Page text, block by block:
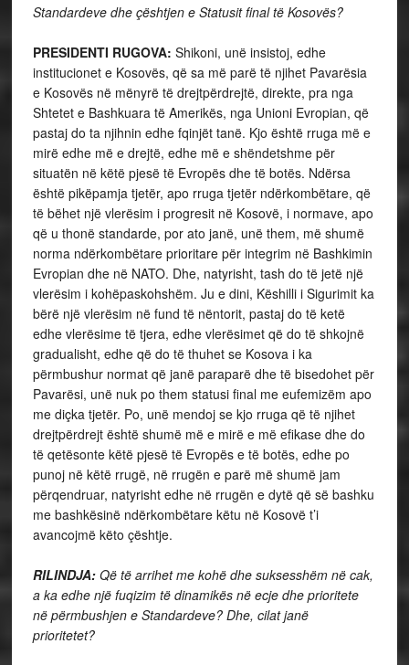
Standardeve dhe çështjen e Statusit final të Kosovës?
PRESIDENTI RUGOVA: Shikoni, unë insistoj, edhe
institucionet e Kosovës, që sa më parë të njihet Pavarësia
e Kosovës në mënyrë të drejtpërdrejtë, direkte, pra nga
Shtetet e Bashkuara të Amerikës, nga Unioni Evropian, që
pastaj do ta njihnin edhe fqinjët tanë. Kjo është rruga më e
mirë edhe më e drejtë, edhe më e shëndetshme për
situatën në këtë pjesë të Evropës dhe të botës. Ndërsa
është pikëpamja tjetër, apo rruga tjetër ndërkombëtare, që
të bëhet një vlerësim i progresit në Kosovë, i normave, apo
që u thonë standarde, por ato janë, unë them, më shumë
norma ndërkombëtare prioritare për integrim në Bashkimin
Evropian dhe në NATO. Dhe, natyrisht, tash do të jetë një
vlerësim i kohëpaskohshëm. Ju e dini, Këshilli i Sigurimit ka
bërë një vlerësim në fund të nëntorit, pastaj do të ketë
edhe vlerësime të tjera, edhe vlerësimet që do të shkojnë
gradualisht, edhe që do të thuhet se Kosova i ka
përmbushur normat që janë paraparë dhe të bisedohet për
Pavarësi, unë nuk po them statusi final me eufemizëm apo
me diçka tjetër. Po, unë mendoj se kjo rruga që të njihet
drejtpërdrejt është shumë më e mirë e më efikase dhe do
të qetësonte këtë pjesë të Evropës e të botës, edhe po
punoj në këtë rrugë, në rrugën e parë më shumë jam
përqendruar, natyrisht edhe në rrugën e dytë që së bashku
me bashkësinë ndërkombëtare këtu në Kosovë t’i
avancojmë këto çështje.
RILINDJA:Që të arrihet me kohë dhe suksesshëm në cak,
a ka edhe një fuqizim të dinamikës në ecje dhe prioritete
në përmbushjen e Standardeve? Dhe, cilat janë
prioritetet?